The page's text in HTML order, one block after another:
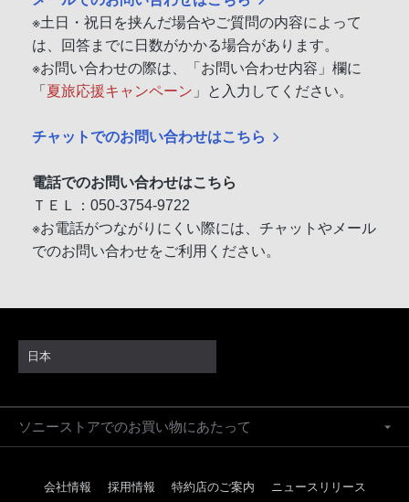
※土日・祝日を挟んだ場合やご質問の内容によって
は、回答までに日数がかかる場合があります。
※お問い合わせの際は、「お問い合わせ内容」欄に
「 夏旅応援キャンペーン 」と入力してください。
チャットでのお問い合わせはこちら
電話でのお問い合わせはこちら
ＴＥＬ：050-3754-9722
※お電話がつながりにくい際には、チャットやメール
でのお問い合わせをご利用ください。
日本
ソニーストアでのお買い物にあたって
会社情報 採用情報 特約店のご案内 ニュースリリース